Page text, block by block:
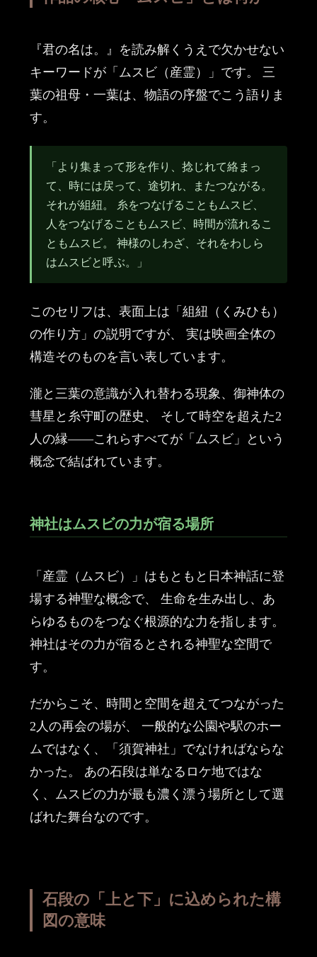
『君の名は。』を読み解くうえで欠かせない
キーワードが「ムスビ（産霊）」です。 三
葉の祖母・一葉は、物語の序盤でこう語りま
す。
「より集まって形を作り、捻じれて絡まっ
て、時には戻って、途切れ、またつながる。
それが組紐。 糸をつなげることもムスビ、
人をつなげることもムスビ、時間が流れるこ
ともムスビ。 神様のしわざ、それをわしら
はムスビと呼ぶ。」
このセリフは、表面上は「組紐（くみひも）
の作り方」の説明ですが、 実は映画全体の
構造そのものを言い表しています。
瀧と三葉の意識が入れ替わる現象、御神体の
彗星と糸守町の歴史、 そして時空を超えた2
人の縁——これらすべてが「ムスビ」という
概念で結ばれています。
神社はムスビの力が宿る場所
「産霊（ムスビ）」はもともと日本神話に登
場する神聖な概念で、 生命を生み出し、あ
らゆるものをつなぐ根源的な力を指します。
神社はその力が宿るとされる神聖な空間で
す。
だからこそ、時間と空間を超えてつながった
2人の再会の場が、 一般的な公園や駅のホー
ムではなく、「須賀神社」でなければならな
かった。 あの石段は単なるロケ地ではな
く、ムスビの力が最も濃く漂う場所として選
ばれた舞台なのです。
石段の「上と下」に込められた構
図の意味